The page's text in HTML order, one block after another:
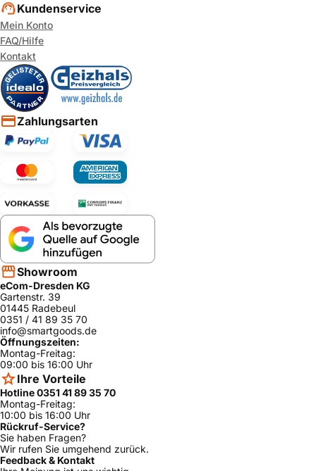
Kundenservice
Mein Konto
FAQ/Hilfe
Kontakt
Zahlungsarten
Showroom
eCom-Dresden KG
Gartenstr. 39
01445 Radebeul
0351 / 41 89 35 70
info@smartgoods.de
Öffnungszeiten:
Montag-Freitag:
09:00 bis 16:00 Uhr
Ihre Vorteile
Hotline 0351 41 89 35 70
Montag-Freitag:
10:00 bis 16:00 Uhr
Rückruf-Service?
Sie haben Fragen?
Wir rufen Sie umgehend zurück.
Feedback & Kontakt